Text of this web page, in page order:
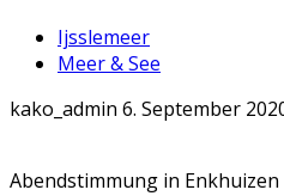
Ijsslemeer
Meer & See
kako_admin 6. September
Abendstimmung in Enkhuizen